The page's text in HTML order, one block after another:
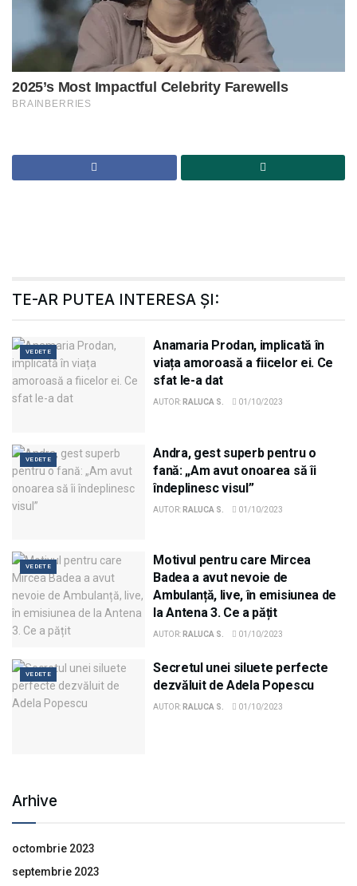
TE-AR PUTEA INTERESA ȘI:
VEDETE
Anamaria Prodan, implicată în
viața amoroasă a fiicelor ei. Ce
sfat le-a dat
AUTOR: RALUCA S. 01/10/2023
VEDETE
Andra, gest superb pentru o
fană: „Am avut onoarea să îi
îndeplinesc visul”
AUTOR: RALUCA S. 01/10/2023
VEDETE
Motivul pentru care Mircea
Badea a avut nevoie de
Ambulanță, live, în emisiunea de
la Antena 3. Ce a pățit
AUTOR: RALUCA S. 01/10/2023
VEDETE
Secretul unei siluete perfecte
dezvăluit de Adela Popescu
AUTOR: RALUCA S. 01/10/2023
Arhive
octombrie 2023
septembrie 2023